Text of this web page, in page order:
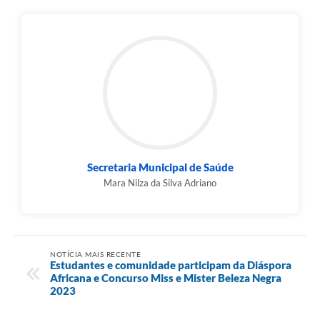
Secretaria Municipal de Saúde
Mara Nilza da Silva Adriano
NOTÍCIA MAIS RECENTE
Estudantes e comunidade participam da Diáspora
Africana e Concurso Miss e Mister Beleza Negra
2023